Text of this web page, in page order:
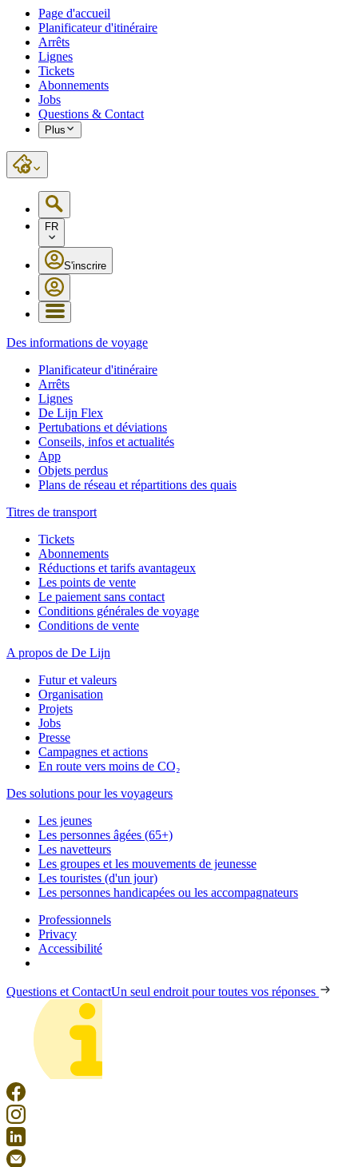
Page d'accueil
Planificateur d'itinéraire
Arrêts
Lignes
Tickets
Abonnements
Jobs
Questions & Contact
Plus
FR
S'inscrire
Des informations de voyage
Planificateur d'itinéraire
Arrêts
Lignes
De Lijn Flex
Pertubations et déviations
Conseils, infos et actualités
App
Objets perdus
Plans de réseau et répartitions des quais
Titres de transport
Tickets
Abonnements
Réductions et tarifs avantageux
Les points de vente
Le paiement sans contact
Conditions générales de voyage
Conditions de vente
A propos de De Lijn
Futur et valeurs
Organisation
Projets
Jobs
Presse
Campagnes et actions
En route vers moins de CO₂
Des solutions pour les voyageurs
Les jeunes
Les personnes âgées (65+)
Les navetteurs
Les groupes et les mouvements de jeunesse
Les touristes (d'un jour)
Les personnes handicapées ou les accompagnateurs
Professionnels
Privacy
Accessibilité
Questions et ContactUn seul endroit pour toutes vos réponses